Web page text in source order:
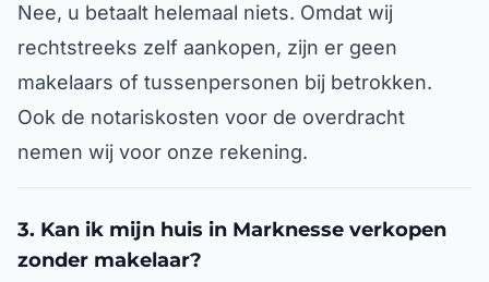
Nee, u betaalt helemaal niets. Omdat wij
rechtstreeks zelf aankopen, zijn er geen
makelaars of tussenpersonen bij betrokken.
Ook de notariskosten voor de overdracht
nemen wij voor onze rekening.
3. Kan ik mijn huis in Marknesse verkopen
zonder makelaar?